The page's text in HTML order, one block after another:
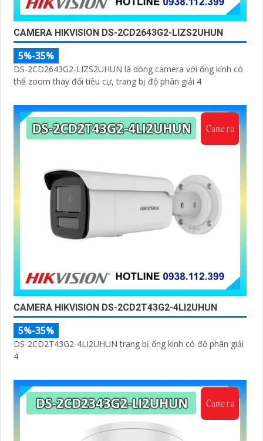
CAMERA HIKVISION DS-2CD2643G2-LIZS2UHUN
5%-35%
DS-2CD2643G2-LIZS2UHUN là dòng camera với ống kính có
thể zoom thay đổi tiêu cự, trang bị độ phân giải 4
CAMERA HIKVISION DS-2CD2T43G2-4LI2UHUN
5%-35%
DS-2CD2T43G2-4LI2UHUN trang bị ống kính có độ phân giải
4